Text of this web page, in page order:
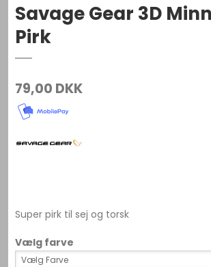
Savage Gear 3D
Pirk
79,00 DKK
Super pirk til sej og torsk
Vælg farve
Vælg Farve